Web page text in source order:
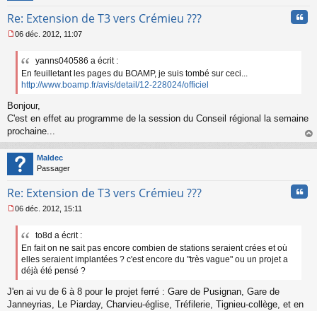
Re: Extension de T3 vers Crémieu ???
e
g
e
n
n
l
u
06 déc. 2012, 11:07
yanns040586 a écrit :
En feuilletant les pages du BOAMP, je suis tombé sur ceci...
http://www.boamp.fr/avis/detail/12-228024/officiel
Bonjour,
C'est en effet au programme de la session du Conseil régional la semaine
prochaine...
au
Maldec
Passager
Re: Extension de T3 vers Crémieu ???
e
e
n
o
06 déc. 2012, 15:11
to8d a écrit :
En fait on ne sait pas encore combien de stations seraient crées et où
elles seraient implantées ? c'est encore du "très vague" ou un projet a
déjà été pensé ?
J'en ai vu de 6 à 8 pour le projet ferré : Gare de Pusignan, Gare de
Janneyrias, Le Piarday, Charvieu-église, Tréfilerie, Tignieu-collège, et en